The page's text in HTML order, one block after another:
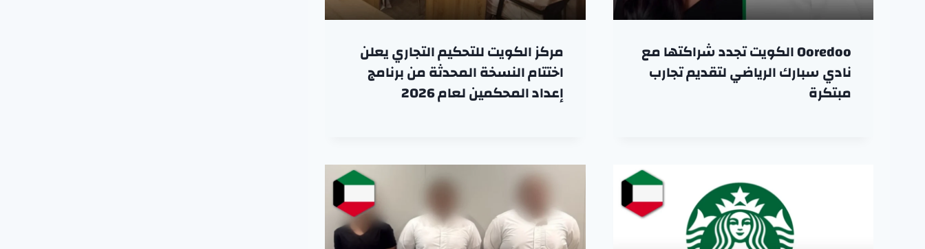
Ooredoo الكويت تجدد شراكتها مع
نادي سبارك الرياضي لتقديم تجارب
مبتكرة
مركز الكويت للتحكيم التجاري يعلن
اختتام النسخة المحدثة من برنامج
إعداد المحكمين لعام 2026